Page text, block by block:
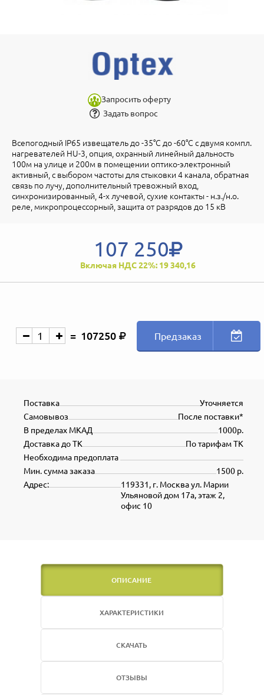
Запросить оферту
Задать вопрос
Всепогодный IP65 извещатель до -35°С до -60°С с двумя компл.
нагревателей HU-3, опция, охранный линейный дальность
100м на улице и 200м в помещении оптико-электронный
активный, с выбором частоты для стыковки 4 канала, обратная
связь по лучу, дополнительный тревожный вход,
синхронизированный, 4-х лучевой, сухие контакты - н.з./н.о.
реле, микропроцессорный, защита от разрядов до 15 кВ
107 250
Включая НДС 22%: 19 340,16
107250 Предзаказ
Уточняется
Поставка
После поставки*
Самовывоз
1000р.
В пределах МКАД
По тарифам ТК
Доставка до ТК
Необходима предоплата
1500 р.
Мин. сумма заказа
119331, г. Москва ул. Марии
Ульяновой дом 17а, этаж 2,
офис 10
Адрес:
ОПИСАНИЕ
ХАРАКТЕРИСТИКИ
СКАЧАТЬ
ОТЗЫВЫ